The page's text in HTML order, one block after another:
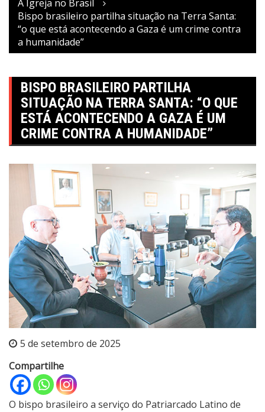
A Igreja no Brasil
Bispo brasileiro partilha situação na Terra Santa:
“o que está acontecendo a Gaza é um crime contra
a humanidade”
BISPO BRASILEIRO PARTILHA
SITUAÇÃO NA TERRA SANTA: “O QUE
ESTÁ ACONTECENDO A GAZA É UM
CRIME CONTRA A HUMANIDADE”
5 de setembro de 2025
Compartilhe
O bispo brasileiro a serviço do Patriarcado Latino de